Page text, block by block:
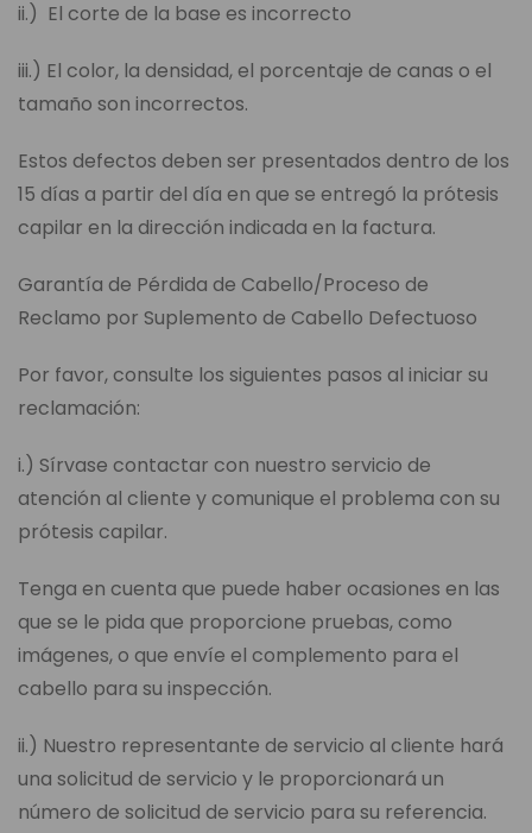
ii.) El corte de la base es incorrecto
iii.) El color, la densidad, el porcentaje de canas o el
tamaño son incorrectos.
Estos defectos deben ser presentados dentro de los
15 días a partir del día en que se entregó la prótesis
capilar en la dirección indicada en la factura.
Garantía de Pérdida de Cabello/Proceso de
Reclamo por Suplemento de Cabello Defectuoso
Por favor, consulte los siguientes pasos al iniciar su
reclamación:
i.) Sírvase contactar con nuestro servicio de
atención al cliente y comunique el problema con su
prótesis capilar.
Tenga en cuenta que puede haber ocasiones en las
que se le pida que proporcione pruebas, como
imágenes, o que envíe el complemento para el
cabello para su inspección.
ii.) Nuestro representante de servicio al cliente hará
una solicitud de servicio y le proporcionará un
número de solicitud de servicio para su referencia.